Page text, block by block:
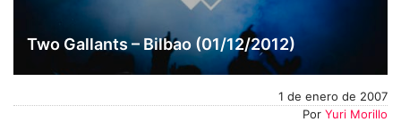
Two Gallants – Bilbao (01/12/2012)
1 de enero de 2007
Por Yuri Morillo